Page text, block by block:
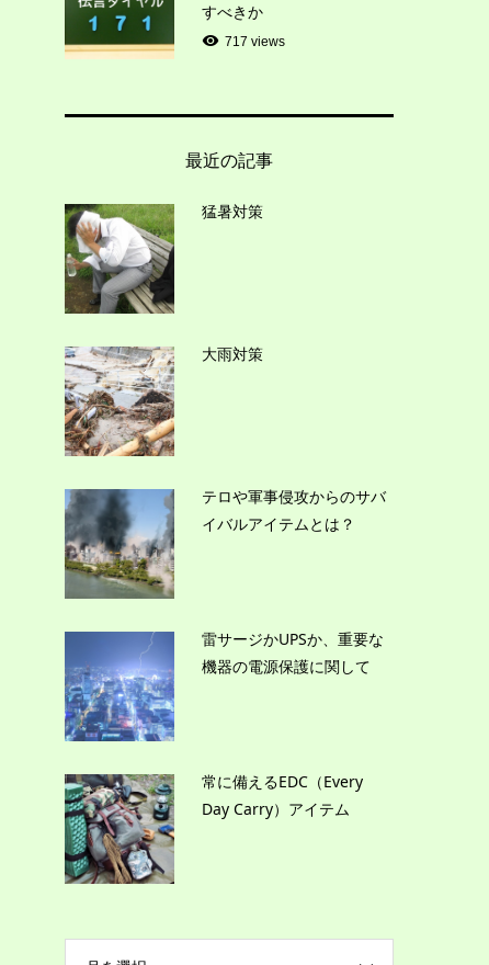
すべきか
717 views
最近の記事
猛暑対策
大雨対策
テロや軍事侵攻からのサバ
イバルアイテムとは？
雷サージかUPSか、重要な
機器の電源保護に関して
常に備えるEDC（Every
Day Carry）アイテム